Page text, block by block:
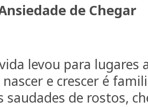
de Chegar
levou para lugares
e crescer é
saudades de rostos,